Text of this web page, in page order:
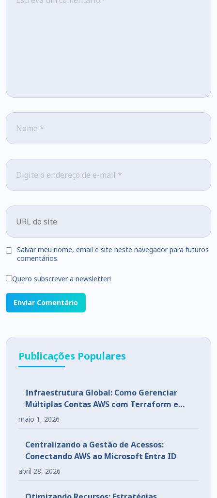
Nome*
Email*
URL
Salvar meu nome, email e site neste navegador para futuros
comentários.
Quero subscrever a newsletter!
Publicações Populares
Infraestrutura Global: Como Gerenciar
Múltiplas Contas AWS com Terraform e
CloudFormation StackSets
maio 1, 2026
Centralizando a Gestão de Acessos:
Conectando AWS ao Microsoft Entra ID
abril 28, 2026